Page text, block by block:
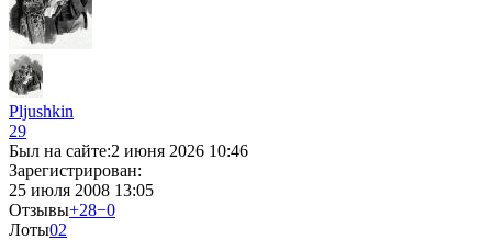
Pljushkin
29
Был на сайте:2 июня 2026 10:46
Зарегистрирован:
25 июля 2008 13:05
Отзывы+28−0
Лоты02